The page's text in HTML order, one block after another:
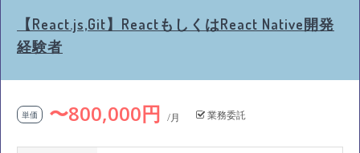
【React.js,Git】ReactもしくはReact Native開発
経験者
単価 〜800,000円 /月 業務委託